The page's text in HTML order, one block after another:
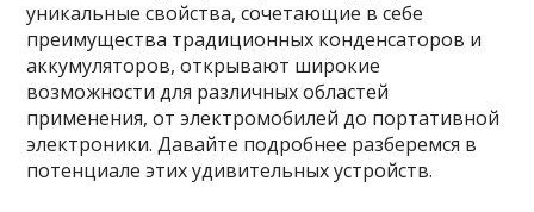
уникальные свойства, сочетающие в себе
преимущества традиционных конденсаторов и
аккумуляторов, открывают широкие
возможности для различных областей
применения, от электромобилей до портативной
электроники. Давайте подробнее разберемся в
потенциале этих удивительных устройств.